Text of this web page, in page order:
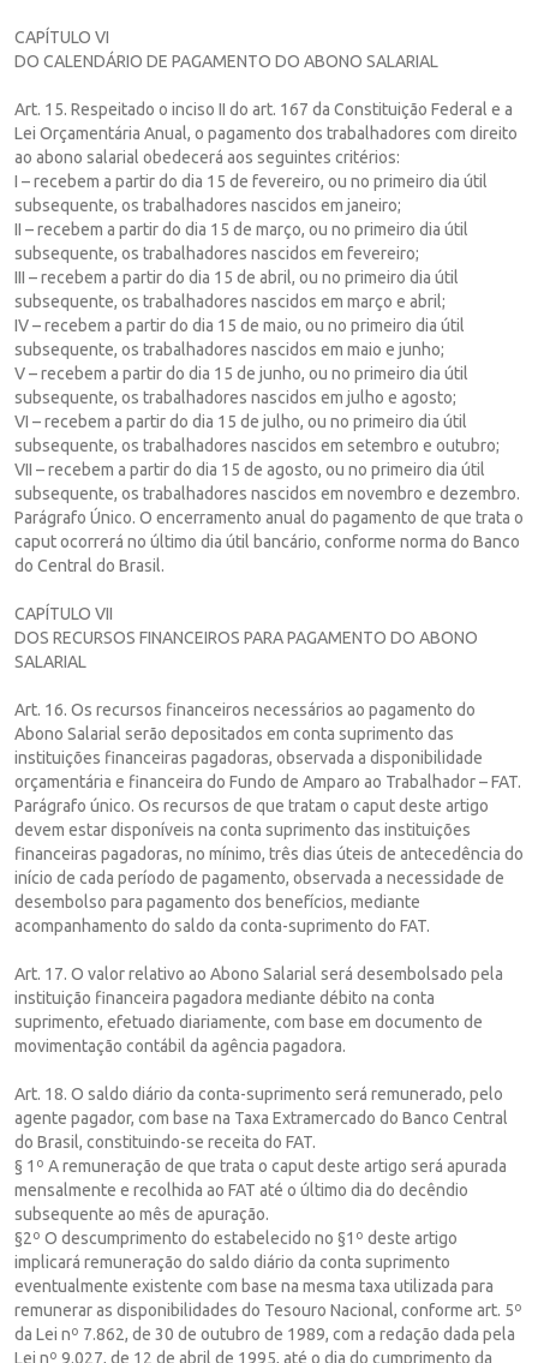
CAPÍTULO VI
DO CALENDÁRIO DE PAGAMENTO DO ABONO SALARIAL
Art. 15. Respeitado o inciso II do art. 167 da Constituição Federal e a
Lei Orçamentária Anual, o pagamento dos trabalhadores com direito
ao abono salarial obedecerá aos seguintes critérios:
I – recebem a partir do dia 15 de fevereiro, ou no primeiro dia útil
subsequente, os trabalhadores nascidos em janeiro;
II – recebem a partir do dia 15 de março, ou no primeiro dia útil
subsequente, os trabalhadores nascidos em fevereiro;
III – recebem a partir do dia 15 de abril, ou no primeiro dia útil
subsequente, os trabalhadores nascidos em março e abril;
IV – recebem a partir do dia 15 de maio, ou no primeiro dia útil
subsequente, os trabalhadores nascidos em maio e junho;
V – recebem a partir do dia 15 de junho, ou no primeiro dia útil
subsequente, os trabalhadores nascidos em julho e agosto;
VI – recebem a partir do dia 15 de julho, ou no primeiro dia útil
subsequente, os trabalhadores nascidos em setembro e outubro;
VII – recebem a partir do dia 15 de agosto, ou no primeiro dia útil
subsequente, os trabalhadores nascidos em novembro e dezembro.
Parágrafo Único. O encerramento anual do pagamento de que trata o
caput ocorrerá no último dia útil bancário, conforme norma do Banco
do Central do Brasil.
CAPÍTULO VII
DOS RECURSOS FINANCEIROS PARA PAGAMENTO DO ABONO
SALARIAL
Art. 16. Os recursos financeiros necessários ao pagamento do
Abono Salarial serão depositados em conta suprimento das
instituições financeiras pagadoras, observada a disponibilidade
orçamentária e financeira do Fundo de Amparo ao Trabalhador – FAT.
Parágrafo único. Os recursos de que tratam o caput deste artigo
devem estar disponíveis na conta suprimento das instituições
financeiras pagadoras, no mínimo, três dias úteis de antecedência do
início de cada período de pagamento, observada a necessidade de
desembolso para pagamento dos benefícios, mediante
acompanhamento do saldo da conta-suprimento do FAT.
Art. 17. O valor relativo ao Abono Salarial será desembolsado pela
instituição financeira pagadora mediante débito na conta
suprimento, efetuado diariamente, com base em documento de
movimentação contábil da agência pagadora.
Art. 18. O saldo diário da conta-suprimento será remunerado, pelo
agente pagador, com base na Taxa Extramercado do Banco Central
do Brasil, constituindo-se receita do FAT.
§ 1º A remuneração de que trata o caput deste artigo será apurada
mensalmente e recolhida ao FAT até o último dia do decêndio
subsequente ao mês de apuração.
§2º O descumprimento do estabelecido no §1º deste artigo
implicará remuneração do saldo diário da conta suprimento
eventualmente existente com base na mesma taxa utilizada para
remunerar as disponibilidades do Tesouro Nacional, conforme art. 5º
da Lei nº 7.862, de 30 de outubro de 1989, com a redação dada pela
Lei nº 9.027, de 12 de abril de 1995, até o dia do cumprimento da